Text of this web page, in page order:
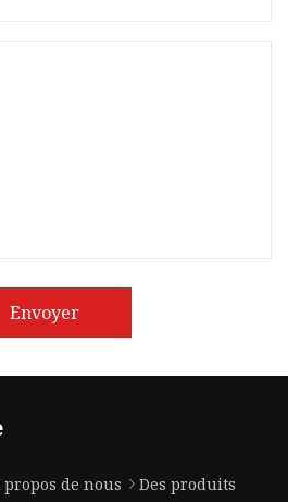
Envoyer
propos de nous
Des produits